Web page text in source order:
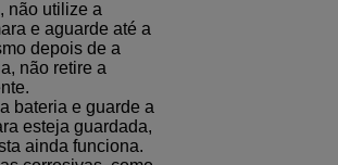
não utilize a
e aguarde até a
depois de a
não retire a
bateria e guarde a
esteja guardada,
ainda funciona.